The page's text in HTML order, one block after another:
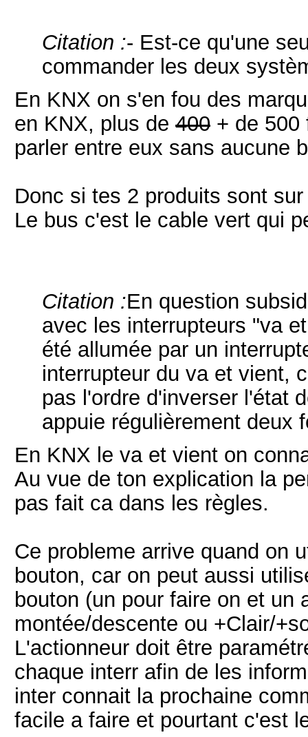
Citation :- Est-ce qu'une
commander les deux
En KNX on s'en fou des
en KNX, plus de 400 + de 500
parler entre eux sans aucune
Donc si tes 2 produits sont
Le bus c'est le cable vert qui
Citation :En question
avec les interrupteurs "va
été allumée par un
interrupteur du va et vient,
pas l'ordre d'inverser l'état
appuie régulièrement deux
En KNX le va et vient on
Au vue de ton explication la
pas fait ca dans les règles.
Ce probleme arrive quand on
bouton, car on peut aussi
bouton (un pour faire on et un
montée/descente ou +Clair/
L'actionneur doit être
chaque interr afin de les
inter connait la prochaine
facile a faire et pourtant c'est